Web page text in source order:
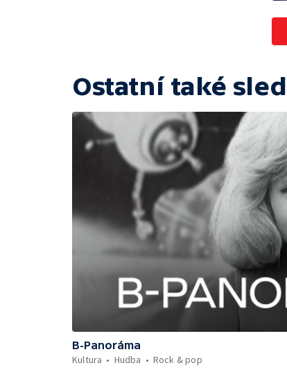
Ostatní také
B-Panoráma
Kultura
Hudba Rock & pop